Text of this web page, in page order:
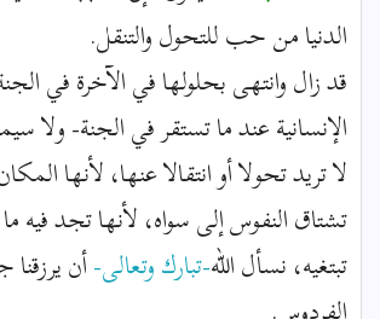
الدنيا من حب للتحول والتنقل.
قد زال وانتهى بحلولها في الآخرة في
الإنسانية عند ما تستقر في الجنة- ولا
لا تريد تحولا أو انتقالا عنها، لأنها
تشتاق النفوس إلى سواه، لأنها تجد فيه
تبتغيه، نسأل الله-تبارك وتعالى-أن